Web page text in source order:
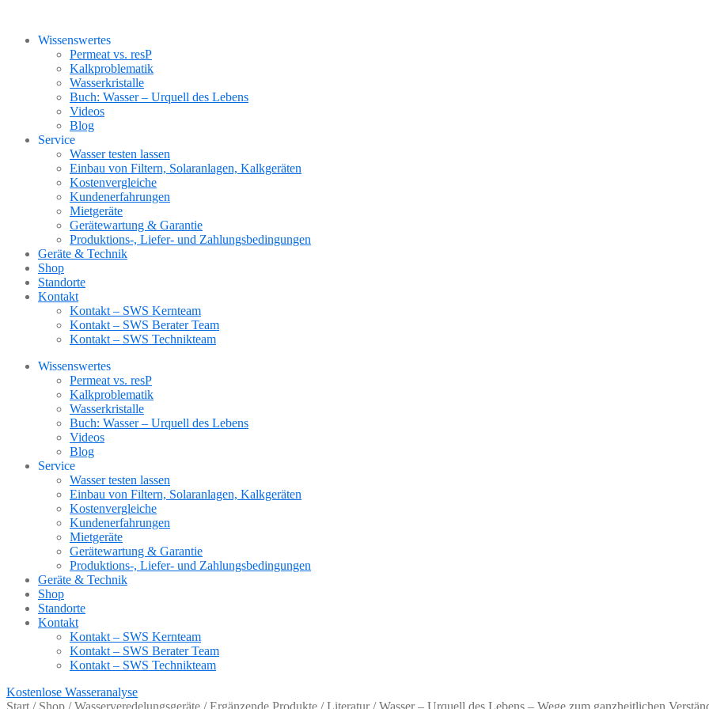
Wissenswertes
Permeat vs. resP
Kalkproblematik
Wasserkristalle
Buch: Wasser – Urquell des Lebens
Videos
Blog
Service
Wasser testen lassen
Einbau von Filtern, Solaranlagen, Kalkgeräten
Kostenvergleiche
Kundenerfahrungen
Mietgeräte
Gerätewartung & Garantie
Produktions-, Liefer- und Zahlungsbedingungen
Geräte & Technik
Shop
Standorte
Kontakt
Kontakt – SWS Kernteam
Kontakt – SWS Berater Team
Kontakt – SWS Technikteam
Wissenswertes
Permeat vs. resP
Kalkproblematik
Wasserkristalle
Buch: Wasser – Urquell des Lebens
Videos
Blog
Service
Wasser testen lassen
Einbau von Filtern, Solaranlagen, Kalkgeräten
Kostenvergleiche
Kundenerfahrungen
Mietgeräte
Gerätewartung & Garantie
Produktions-, Liefer- und Zahlungsbedingungen
Geräte & Technik
Shop
Standorte
Kontakt
Kontakt – SWS Kernteam
Kontakt – SWS Berater Team
Kontakt – SWS Technikteam
Kostenlose Wasseranalyse
Start / Shop /Wasserveredelungsgeräte /Ergänzende Produkte /Literatur/Wasser – Urquell des Lebens – Wege zum ganzheitlichen